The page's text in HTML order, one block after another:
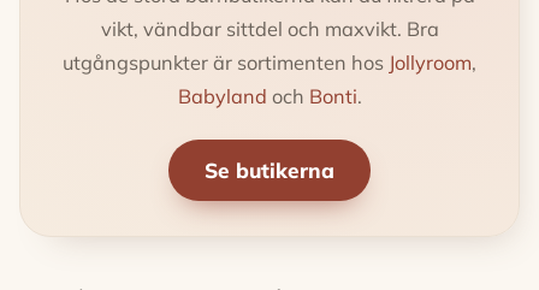
vikt, vändbar sittdel och maxvikt. Bra
utgångspunkter är sortimenten hos Jollyroom,
Babyland och Bonti.
Se butikerna